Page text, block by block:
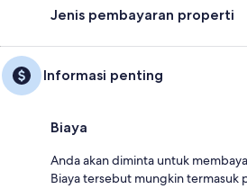
Jenis pembayaran properti
Informasi penting
Biaya
Anda akan diminta untuk
Biaya tersebut mungkin termasuk